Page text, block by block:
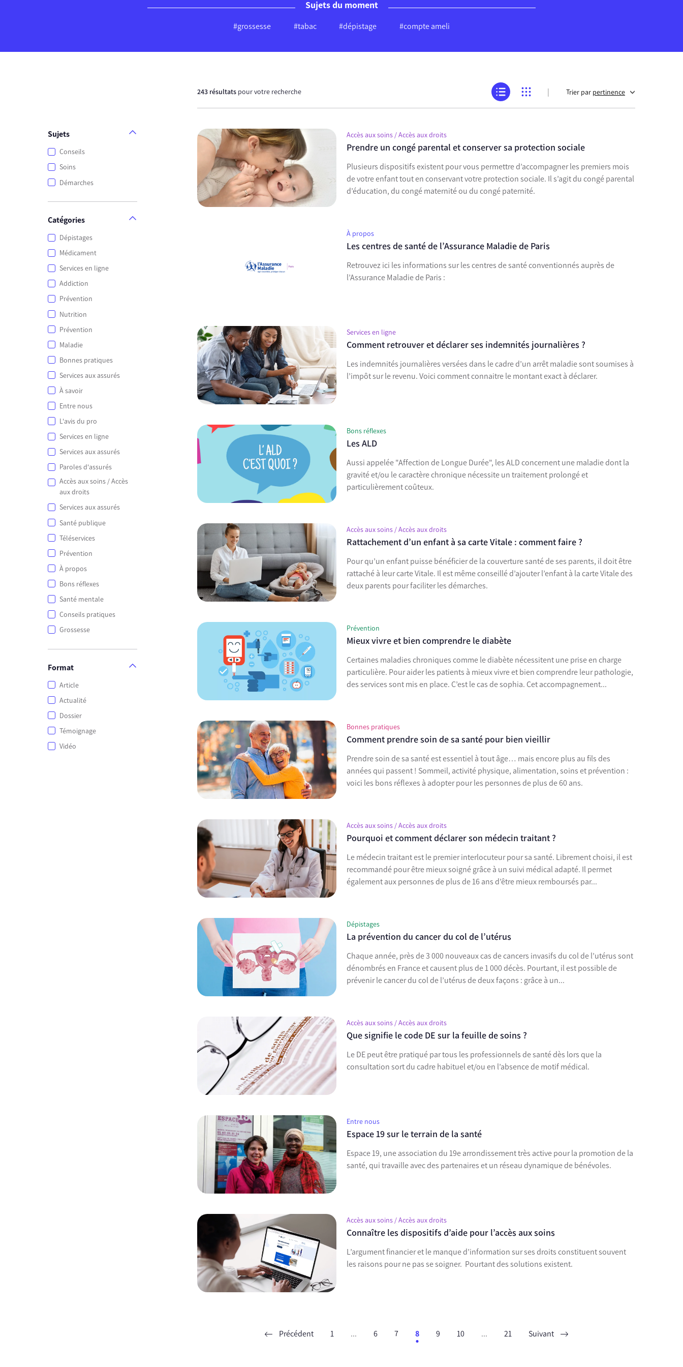
Sujets du moment
#grossesse #tabac #dépistage #compte ameli
Sujets
Conseils
Soins
Démarches
Catégories
Dépistages
Médicament
Services en ligne
Addiction
Prévention
Nutrition
Prévention
Maladie
Bonnes pratiques
Services aux assurés
À savoir
Entre nous
L'avis du pro
Services en ligne
Services aux assurés
Paroles d'assurés
Accès aux soins / Accès
aux droits
Services aux assurés
Santé publique
Téléservices
Prévention
À propos
Bons réflexes
Santé mentale
Conseils pratiques
Grossesse
Format
Article
Actualité
Dossier
Témoignage
Vidéo
243 résultats pour votre recherche | Trier par pertinence
Accès aux soins / Accès aux droits
Prendre un congé parental et conserver sa protection sociale
Plusieurs dispositifs existent pour vous permettre d’accompagner les premiers mois
de votre enfant tout en conservant votre protection sociale. Il s’agit du congé parental
d’éducation, du congé maternité ou du congé paternité.
À propos
Les centres de santé de l’Assurance Maladie de Paris
Retrouvez ici les informations sur les centres de santé conventionnés auprès de
l’Assurance Maladie de Paris :
Services en ligne
Comment retrouver et déclarer ses indemnités journalières ?
Les indemnités journalières versées dans le cadre d’un arrêt maladie sont soumises à
l’impôt sur le revenu. Voici comment connaitre le montant exact à déclarer.
Bons réflexes
Les ALD
Aussi appelée "Affection de Longue Durée", les ALD concernent une maladie dont la
gravité et/ou le caractère chronique nécessite un traitement prolongé et
particulièrement coûteux.
Accès aux soins / Accès aux droits
Rattachement d’un enfant à sa carte Vitale : comment faire ?
Pour qu’un enfant puisse bénéficier de la couverture santé de ses parents, il doit être
rattaché à leur carte Vitale. Il est même conseillé d’ajouter l’enfant à la carte Vitale des
deux parents pour faciliter les démarches.
Prévention
Mieux vivre et bien comprendre le diabète
Certaines maladies chroniques comme le diabète nécessitent une prise en charge
particulière. Pour aider les patients à mieux vivre et bien comprendre leur pathologie,
des services sont mis en place. C’est le cas de sophia. Cet accompagnement...
Bonnes pratiques
Comment prendre soin de sa santé pour bien vieillir
Prendre soin de sa santé est essentiel à tout âge… mais encore plus au fils des
années qui passent ! Sommeil, activité physique, alimentation, soins et prévention :
voici les bons réflexes à adopter pour les personnes de plus de 60 ans.
Accès aux soins / Accès aux droits
Pourquoi et comment déclarer son médecin traitant ?
Le médecin traitant est le premier interlocuteur pour sa santé. Librement choisi, il est
recommandé pour être mieux soigné grâce à un suivi médical adapté. Il permet
également aux personnes de plus de 16 ans d’être mieux remboursés par...
Dépistages
La prévention du cancer du col de l’utérus
Chaque année, près de 3 000 nouveaux cas de cancers invasifs du col de l’utérus sont
dénombrés en France et causent plus de 1 000 décès. Pourtant, il est possible de
prévenir le cancer du col de l’utérus de deux façons : grâce à un...
Accès aux soins / Accès aux droits
Que signifie le code DE sur la feuille de soins ?
Le DE peut être pratiqué par tous les professionnels de santé dès lors que la
consultation sort du cadre habituel et/ou en l’absence de motif médical.
Entre nous
Espace 19 sur le terrain de la santé
Espace 19, une association du 19e arrondissement très active pour la promotion de la
santé, qui travaille avec des partenaires et un réseau dynamique de bénévoles.
Accès aux soins / Accès aux droits
Connaître les dispositifs d’aide pour l’accès aux soins
L’argument financier et le manque d’information sur ses droits constituent souvent
les raisons pour ne pas se soigner. Pourtant des solutions existent.
Précédent 1 ... 6 7 8 9 10 ... 21 Suivant